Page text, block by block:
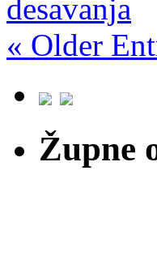
desavanja
« Older
Župne